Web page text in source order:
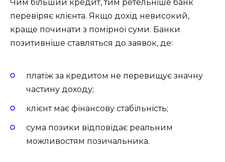
Чим більший кредит, тим ретельніше банк
перевіряє клієнта. Якщо дохід невисокий,
краще починати з помірної суми. Банки
позитивніше ставляться до заявок, де:
платіж за кредитом не перевищує значну
частину доходу;
клієнт має фінансову стабільність;
сума позики відповідає реальним
можливостям позичальника.